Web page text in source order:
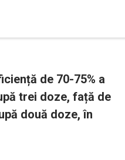
de 70-75% a
trei doze, față de
două doze, în